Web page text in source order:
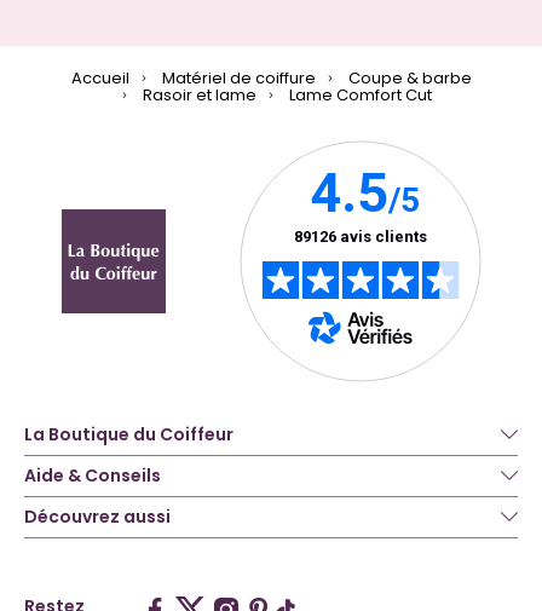
Accueil Matériel de coiffure Coupe & barbe
Rasoir et lame Lame Comfort Cut
La Boutique du Coiffeur
Aide & Conseils
Découvrez aussi
Restez